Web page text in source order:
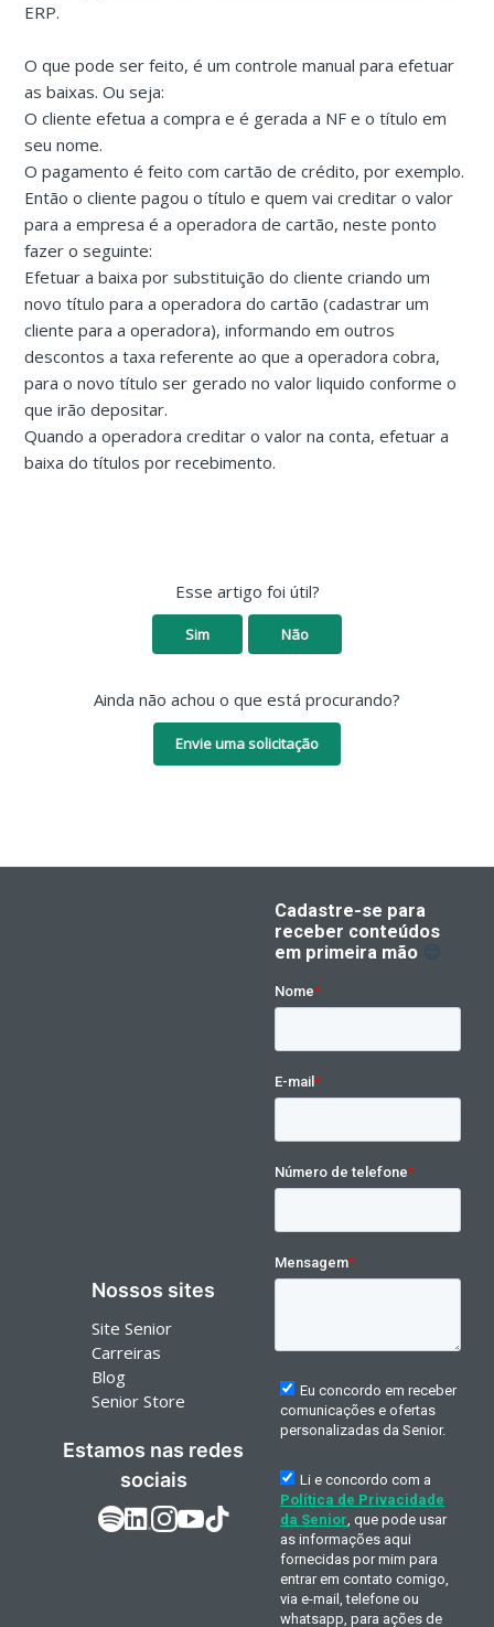
ERP.
O que pode ser feito, é um controle manual para efetuar
as baixas. Ou seja:
O cliente efetua a compra e é gerada a NF e o título em
seu nome.
O pagamento é feito com cartão de crédito, por exemplo.
Então o cliente pagou o título e quem vai creditar o valor
para a empresa é a operadora de cartão, neste ponto
fazer o seguinte:
Efetuar a baixa por substituição do cliente criando um
novo título para a operadora do cartão (cadastrar um
cliente para a operadora), informando em outros
descontos a taxa referente ao que a operadora cobra,
para o novo título ser gerado no valor liquido conforme o
que irão depositar.
Quando a operadora creditar o valor na conta, efetuar a
baixa do títulos por recebimento.
Esse artigo foi útil?
Sim Não
Ainda não achou o que está procurando?
Envie uma solicitação
Nossos sites
Site Senior
Carreiras
Blog
Senior Store
Estamos nas redes
sociais